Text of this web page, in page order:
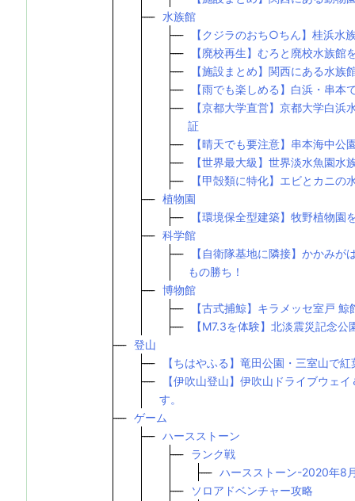
水族館
【クジラのおち○ちん】桂浜水
【廃校再生】むろと廃校水族
【施設まとめ】関西にある水族
【雨でも楽しめる】白浜・串本
【京都大学直営】京都大学白
証
【晴天でも要注意】串本海中
【世界最大級】世界淡水魚園
【甲殻類に特化】エビとカニ
植物園
【環境保全型建築】牧野植物
科学館
【自衛隊基地に隣接】かかみ
もの勝ち！
博物館
【古式捕鯨】キラメッセ室戸
【M7.3を体験】北淡震災記念
登山
【ちはやふる】竜田公園・三室山で
【伊吹山登山】伊吹山ドライブウェ
す。
ゲーム
ハースストーン
ランク戦
ハースストーン-2020年8
ソロアドベンチャー攻略